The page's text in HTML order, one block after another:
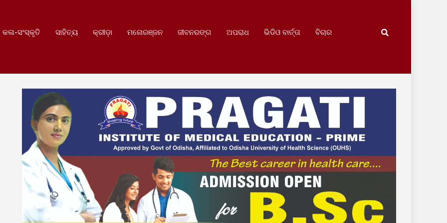
କଳା-ସଂସ୍କୃତି ସାହିତ୍ୟ କ୍ରୀଡ଼ା ମନୋରଞ୍ଜନ ଜୀବନରଙ୍ଗ ଅପରାଧ ଭିଡିଓ ବାର୍ତ୍ତା ବିଚାର